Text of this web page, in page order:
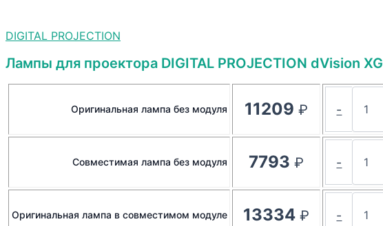
DIGITAL PROJECTION
Лампы для проектора DIGITAL PROJECTION dVision XG
Оригинальная лампа без модуля 11209 ₽ -
Совместимая лампа без модуля 7793 ₽ -
Оригинальная лампа в совместимом модуле 13334 ₽ -